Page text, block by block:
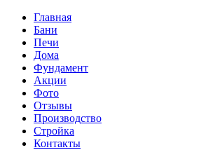
Главная
Бани
Печи
Дома
Фундамент
Акции
Фото
Отзывы
Производство
Стройка
Контакты